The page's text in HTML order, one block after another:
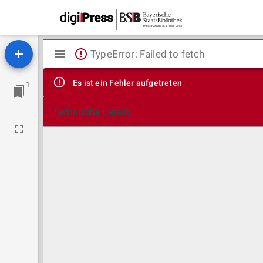
1
Mirador
Viewer
TypeError: Failed to fetch
Es ist ein Fehler aufgetreten
Technische Details